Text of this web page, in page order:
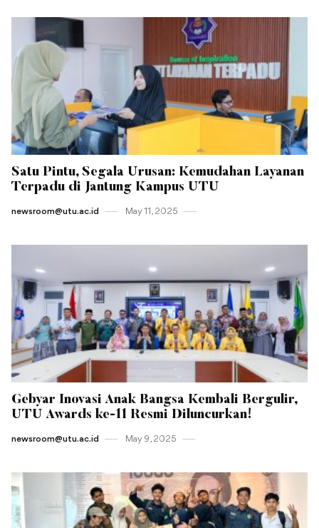
Satu Pintu, Segala Urusan: Kemudahan Layanan
Terpadu di Jantung Kampus UTU
newsroom@utu.ac.id May 11 , 2025
Gebyar Inovasi Anak Bangsa Kembali Bergulir,
UTU Awards ke-11 Resmi Diluncurkan!
newsroom@utu.ac.id May 9 , 2025